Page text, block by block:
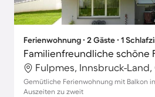
Ferienwohnung ∙ 2 Gäste ∙ 1
Fulpmes, Innsbruck-
Gemütliche Ferienwohnung mit Balkon
Auszeiten zu zweit